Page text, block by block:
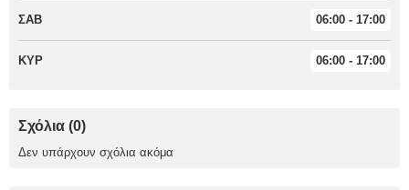
ΣΑΒ 06:00 - 17:00
ΚΥΡ 06:00 - 17:00
Σχόλια (0)
Δεν υπάρχουν σχόλια ακόμα